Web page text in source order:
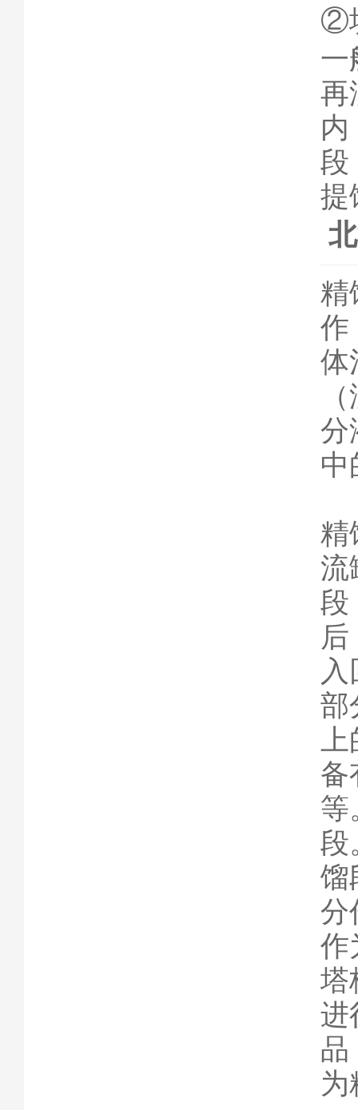
②
一
再
段
提
精
作
体
分
中
精
流
段
部
备
等
段
馏
分
作
塔
进
品
为